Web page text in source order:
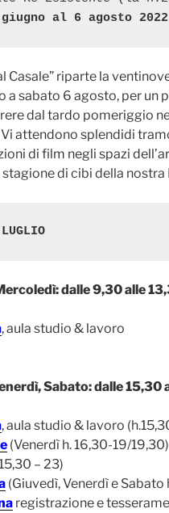
al 6 agosto 2022
Casale” riparte la
a sabato 6 agosto, per un
dal tardo pomeriggio
Vi attendono splendidi
di film negli spazi
stagione di cibi della nostra
dalle 9,30 alle
, aula studio & lavoro
Sabato: dalle 15,30
, aula studio & lavoro
(Venerdì h. 16,30-19/19,30)
– 23)
(Giuvedì, Venerdì e Sabato
registrazione e